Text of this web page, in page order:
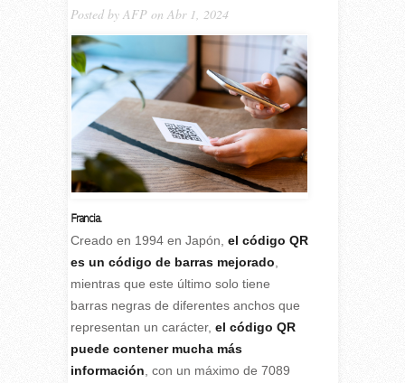
Posted by AFPon Abr 1, 2024
Francia.
Creado en 1994 en Japón, el código QR
es un código de barras mejorado
mientras que este último solo tiene
barras negras de diferentes anchos que
representan un carácter, el código QR
puede contener mucha más
información , con un máximo de 7089